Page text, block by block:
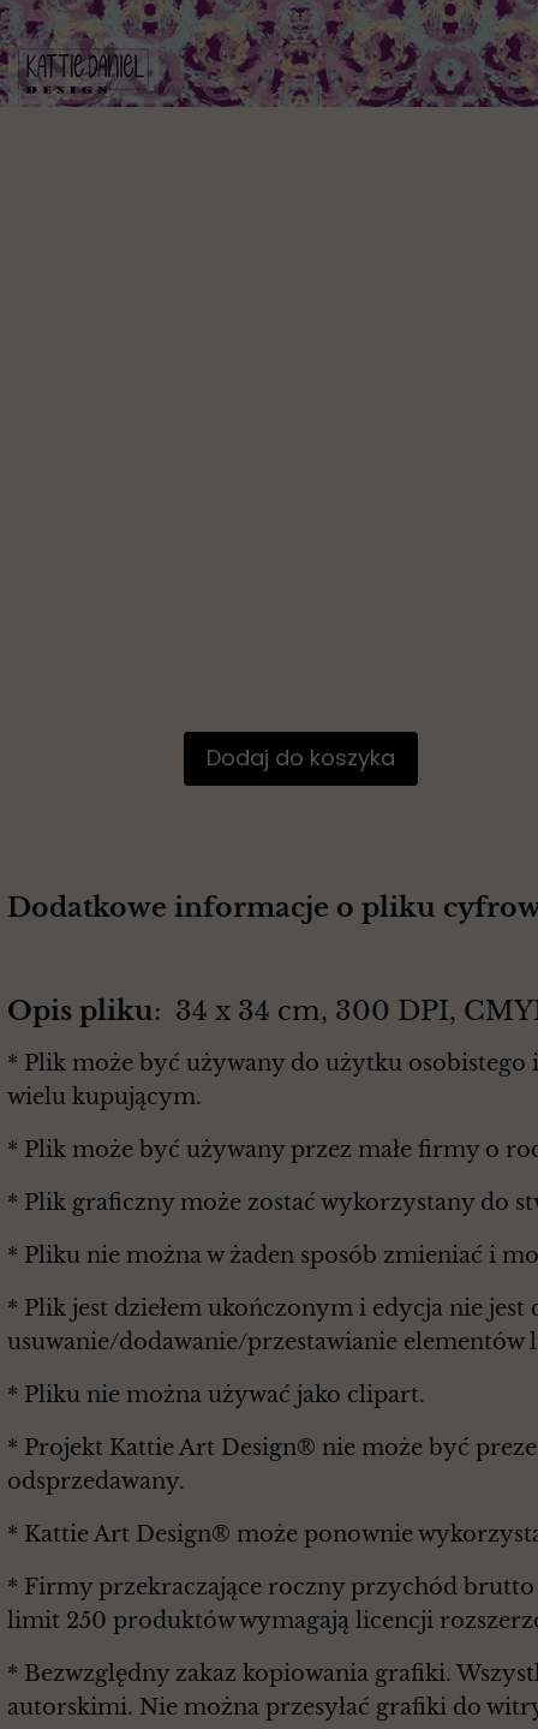
Dodaj do koszyka
Dodatkowe informacje o pliku
Opis pliku: 34 x 34 cm, 300 DPI,
* Plik może być używany do użytku osobistego
wielu kupującym.
* Plik może być używany przez małe firmy o
* Plik graficzny może zostać wykorzystany do
* Pliku nie można w żaden sposób zmieniać i
* Plik jest dziełem ukończonym i edycja nie
usuwanie/dodawanie/przestawianie
* Pliku nie można używać jako clipart.
* Projekt Kattie Art Design® nie może być
odsprzedawany.
* Kattie Art Design® może ponownie
* Firmy przekraczające roczny przychód
limit 250 produktów wymagają licencji
* Bezwzględny zakaz kopiowania grafiki.
autorskimi. Nie można przesyłać grafiki do